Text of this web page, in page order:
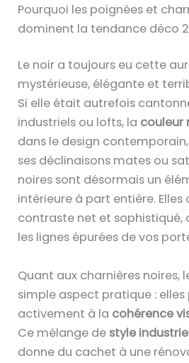
Pourquoi les poignées et
dominent la tendance déco
Le noir a toujours eu cette
mystérieuse, élégante et
Si elle était autrefois
industriels ou lofts, la couleur
dans le design
ses déclinaisons mates ou
noires sont désormais un
intérieure à part entière. Elles
contraste net et sophistiqué,
les lignes épurées de vos
Quant aux charnières noires,
simple aspect pratique :
activement à la cohérence
Ce mélange de style
donne du cachet à une